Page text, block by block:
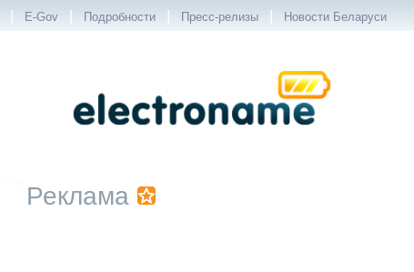
| E-Gov | Подробности | Пресс-релизы | Новости Беларуси
Реклама